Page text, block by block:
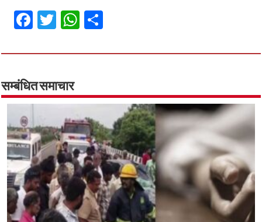
Fa
ce
b
o
o
k
T
wi
tt
er
W
h
at
p
p
ar
सम्बंधित समाचार